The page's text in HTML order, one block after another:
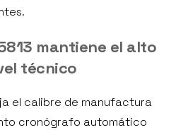
mantiene el alto
técnico
el calibre de manufactura
cronógrafo automático